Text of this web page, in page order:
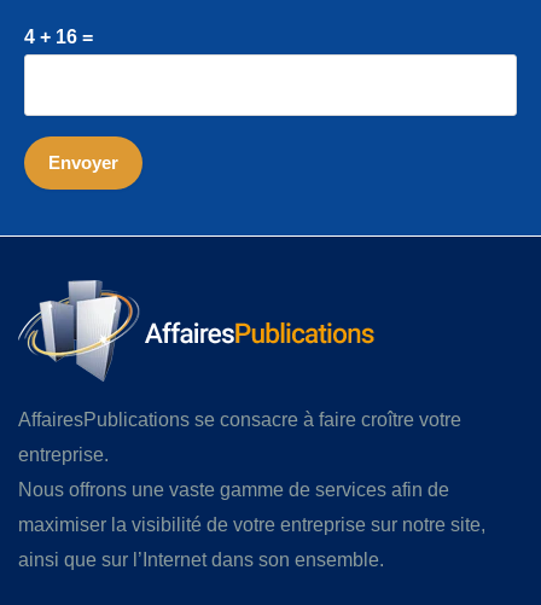
4 + 16 =
AffairesPublications se consacre à faire croître votre
entreprise.
Nous offrons une vaste gamme de services afin de
maximiser la visibilité de votre entreprise sur notre site,
ainsi que sur l’Internet dans son ensemble.